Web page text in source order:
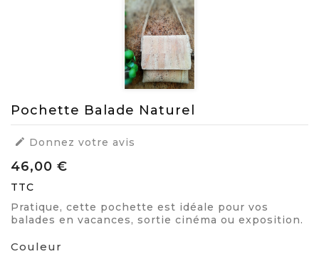
Pochette Balade Naturel
 Donnez votre avis
46,00 €
TTC
Pratique, cette pochette est idéale pour vos
balades en vacances, sortie cinéma ou exposition.
Couleur